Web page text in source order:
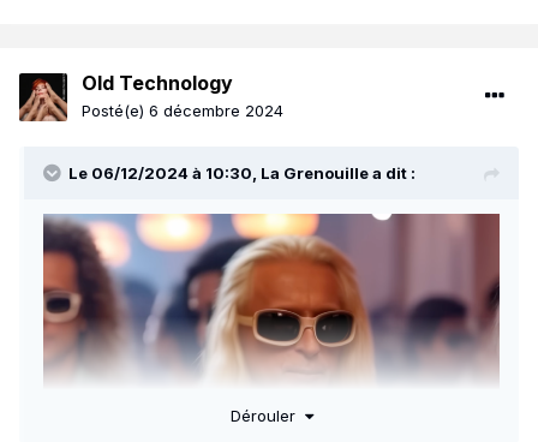
Old Technology
Posté(e) 6 décembre 2024
Le 06/12/2024 à 10:30, La Grenouillea dit :
Dérouler